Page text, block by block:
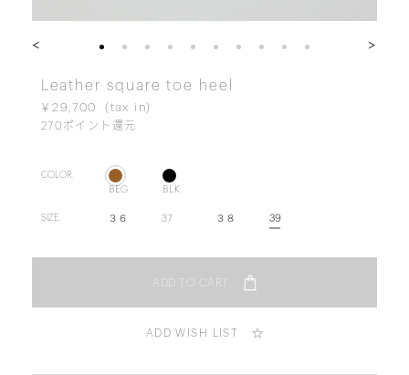
< >
Leather square toe heel
￥29,700
270 ポイント還元
COLOR.
BEG BLK
SIZE. ３６ 37 ３８ 39
ADD WISH LIST